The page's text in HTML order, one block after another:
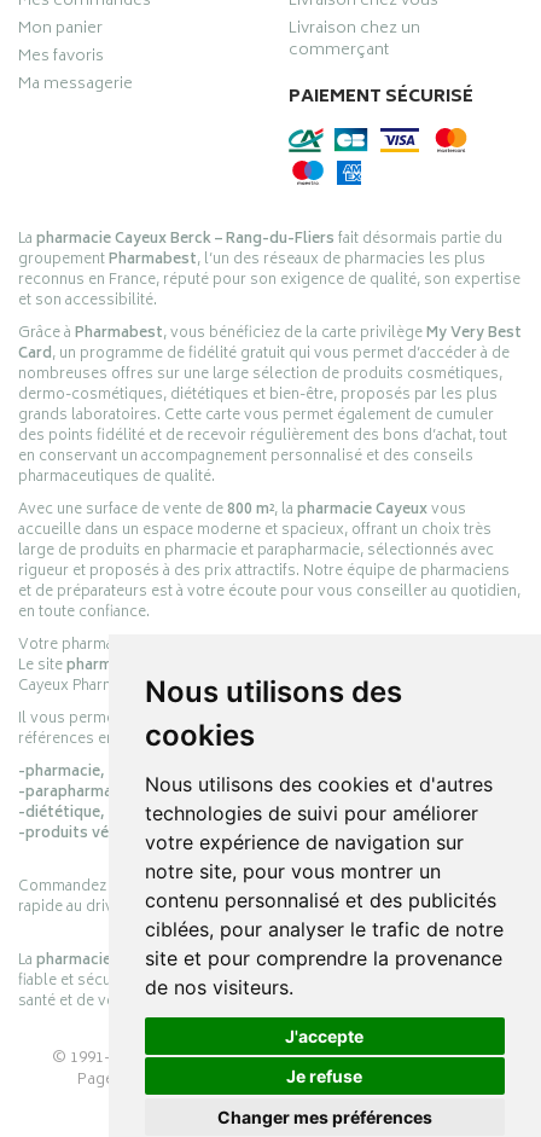
Nous utilisons des
cookies
Nous utilisons des cookies et d'autres
technologies de suivi pour améliorer
votre expérience de navigation sur
notre site, pour vous montrer un
contenu personnalisé et des publicités
ciblées, pour analyser le trafic de notre
site et pour comprendre la provenance
de nos visiteurs.
J'accepte
Je refuse
Changer mes préférences
Mon panier
Mes favoris
Ma messagerie
Livraison chez un
commerçant
PAIEMENT SÉCURISÉ
Lapharmacie Cayeux Berck – Rang-du-Fliersfait désormais partie du
groupementPharmabest, l’un des réseaux de pharmacies les plus
reconnus en France, réputé pour son exigence de qualité, son expertise
et son accessibilité.
Grâce àPharmabest, vous bénéficiez de la carte privilègeMy Very Best
Card, un programme de fidélité gratuit qui vous permet d’accéder à de
nombreuses offres sur une large sélection de produits cosmétiques,
dermo-cosmétiques, diététiques et bien-être, proposés par les plus
grands laboratoires. Cette carte vous permet également de cumuler
des points fidélité et de recevoir régulièrement des bons d’achat, tout
en conservant un accompagnement personnalisé et des conseils
pharmaceutiques de qualité.
Avec une surface de vente de800 m², lapharmacie Cayeuxvous
accueille dans un espace moderne et spacieux, offrant un choix très
large de produits en pharmacie et parapharmacie, sélectionnés avec
rigueur et proposés à des prix attractifs. Notre équipe de pharmaciens
et de préparateurs est à votre écoute pour vous conseiller au quotidien,
en toute confiance.
Votre pharmacie en ligne :
Le sitepharmacie-cayeux.fr
Cayeux Pharmabest Berck-sur-Mer – Rang-du-Fliers.
Il vous permet de réaliser vos achats en ligne parmi des milliers de
références en :
-pharmacie,
-parapharmacie,
-diététique,
-produits vétérinaires.
Commandez simplement vos produits en ligne et choisissez le retrait
rapide au drive ou la livraison à domicile, en toute simplicité.
Lapharmacie Cayeuxs’engage à vous offrir une expérience pratique,
fiable et sécurisée, en officine comme en ligne, au service de votre
santé et de votre bien-être.
© 1991-2026PHARMACIE CAYEUX– Tous droits réservés –
Page mise à jour le 03/08/2026 –Pharmacie en ligne
Apotekisto